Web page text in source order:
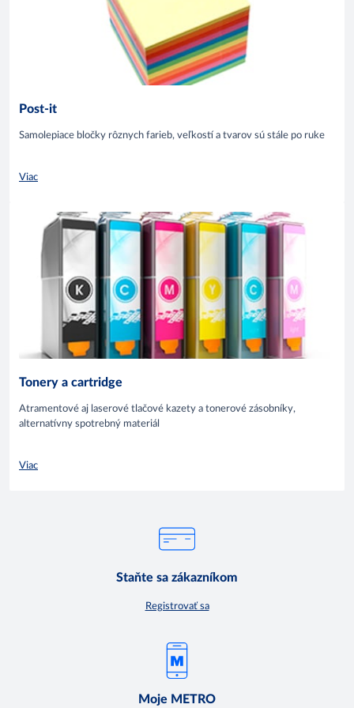
Post-it
Samolepiace bločky rôznych farieb, veľkostí a tvarov sú stále po ruke
Viac
Tonery a cartridge
Atramentové aj laserové tlačové kazety a tonerové zásobníky,
alternatívny spotrebný materiál
Viac
Staňte sa zákazníkom
Registrovať sa
Moje METRO